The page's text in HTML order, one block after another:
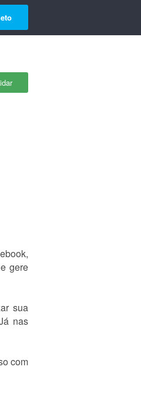
gere
sua
nas
com